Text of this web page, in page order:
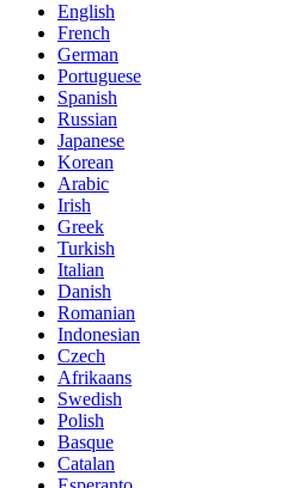
English
French
German
Portuguese
Spanish
Russian
Japanese
Korean
Arabic
Irish
Greek
Turkish
Italian
Danish
Romanian
Indonesian
Czech
Afrikaans
Swedish
Polish
Basque
Catalan